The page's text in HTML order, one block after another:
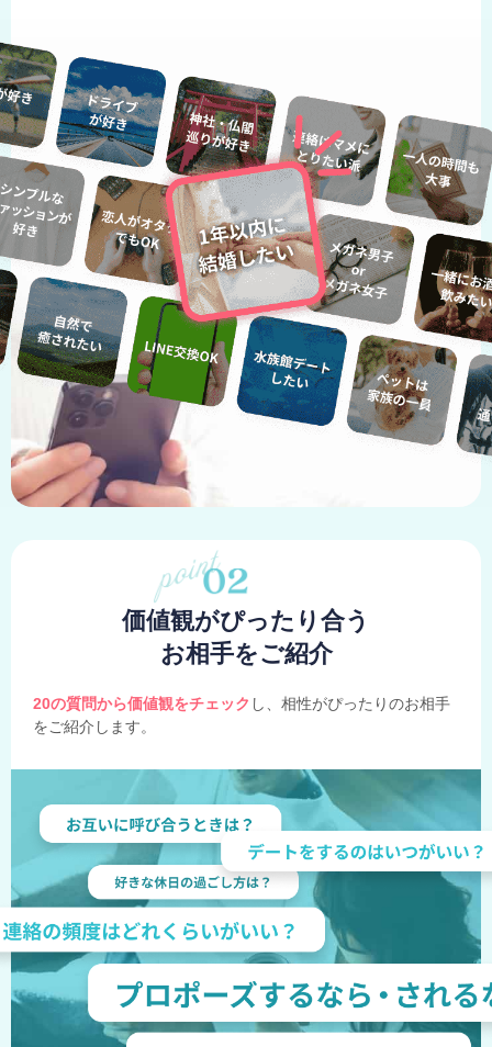
価値観がぴったり合う
お相手をご紹介
20の質問から価値観をチェック し、相性がぴったりのお相手
をご紹介します。